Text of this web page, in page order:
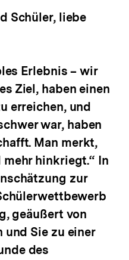
Schüler, liebe
Erlebnis – wir
Ziel, haben einen
erreichen, und
war, haben
Man merkt,
mehr hinkriegt.“ In
zur
geäußert von
und Sie zu einer
des